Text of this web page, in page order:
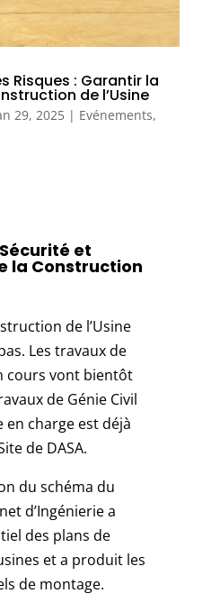
Risques : Garantir la
de l’Usine
29, 2025| Evénements,
et
la Construction
de l’Usine
Les travaux de
cours vont bientôt
de Génie Civil
en charge est déjà
de DASA.
du schéma du
d’Ingénierie a
des plans de
et a produit les
de montage.